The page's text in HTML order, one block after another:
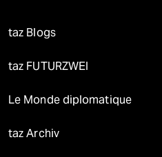
taz Blogs
taz FUTURZWEI
Le Monde diplomatique
taz Archiv